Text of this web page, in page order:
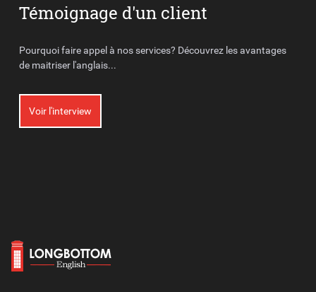
Témoignage d'un client
Pourquoi faire appel à nos services? Découvrez les avantages
de maitriser l'anglais...
Voir l'interview